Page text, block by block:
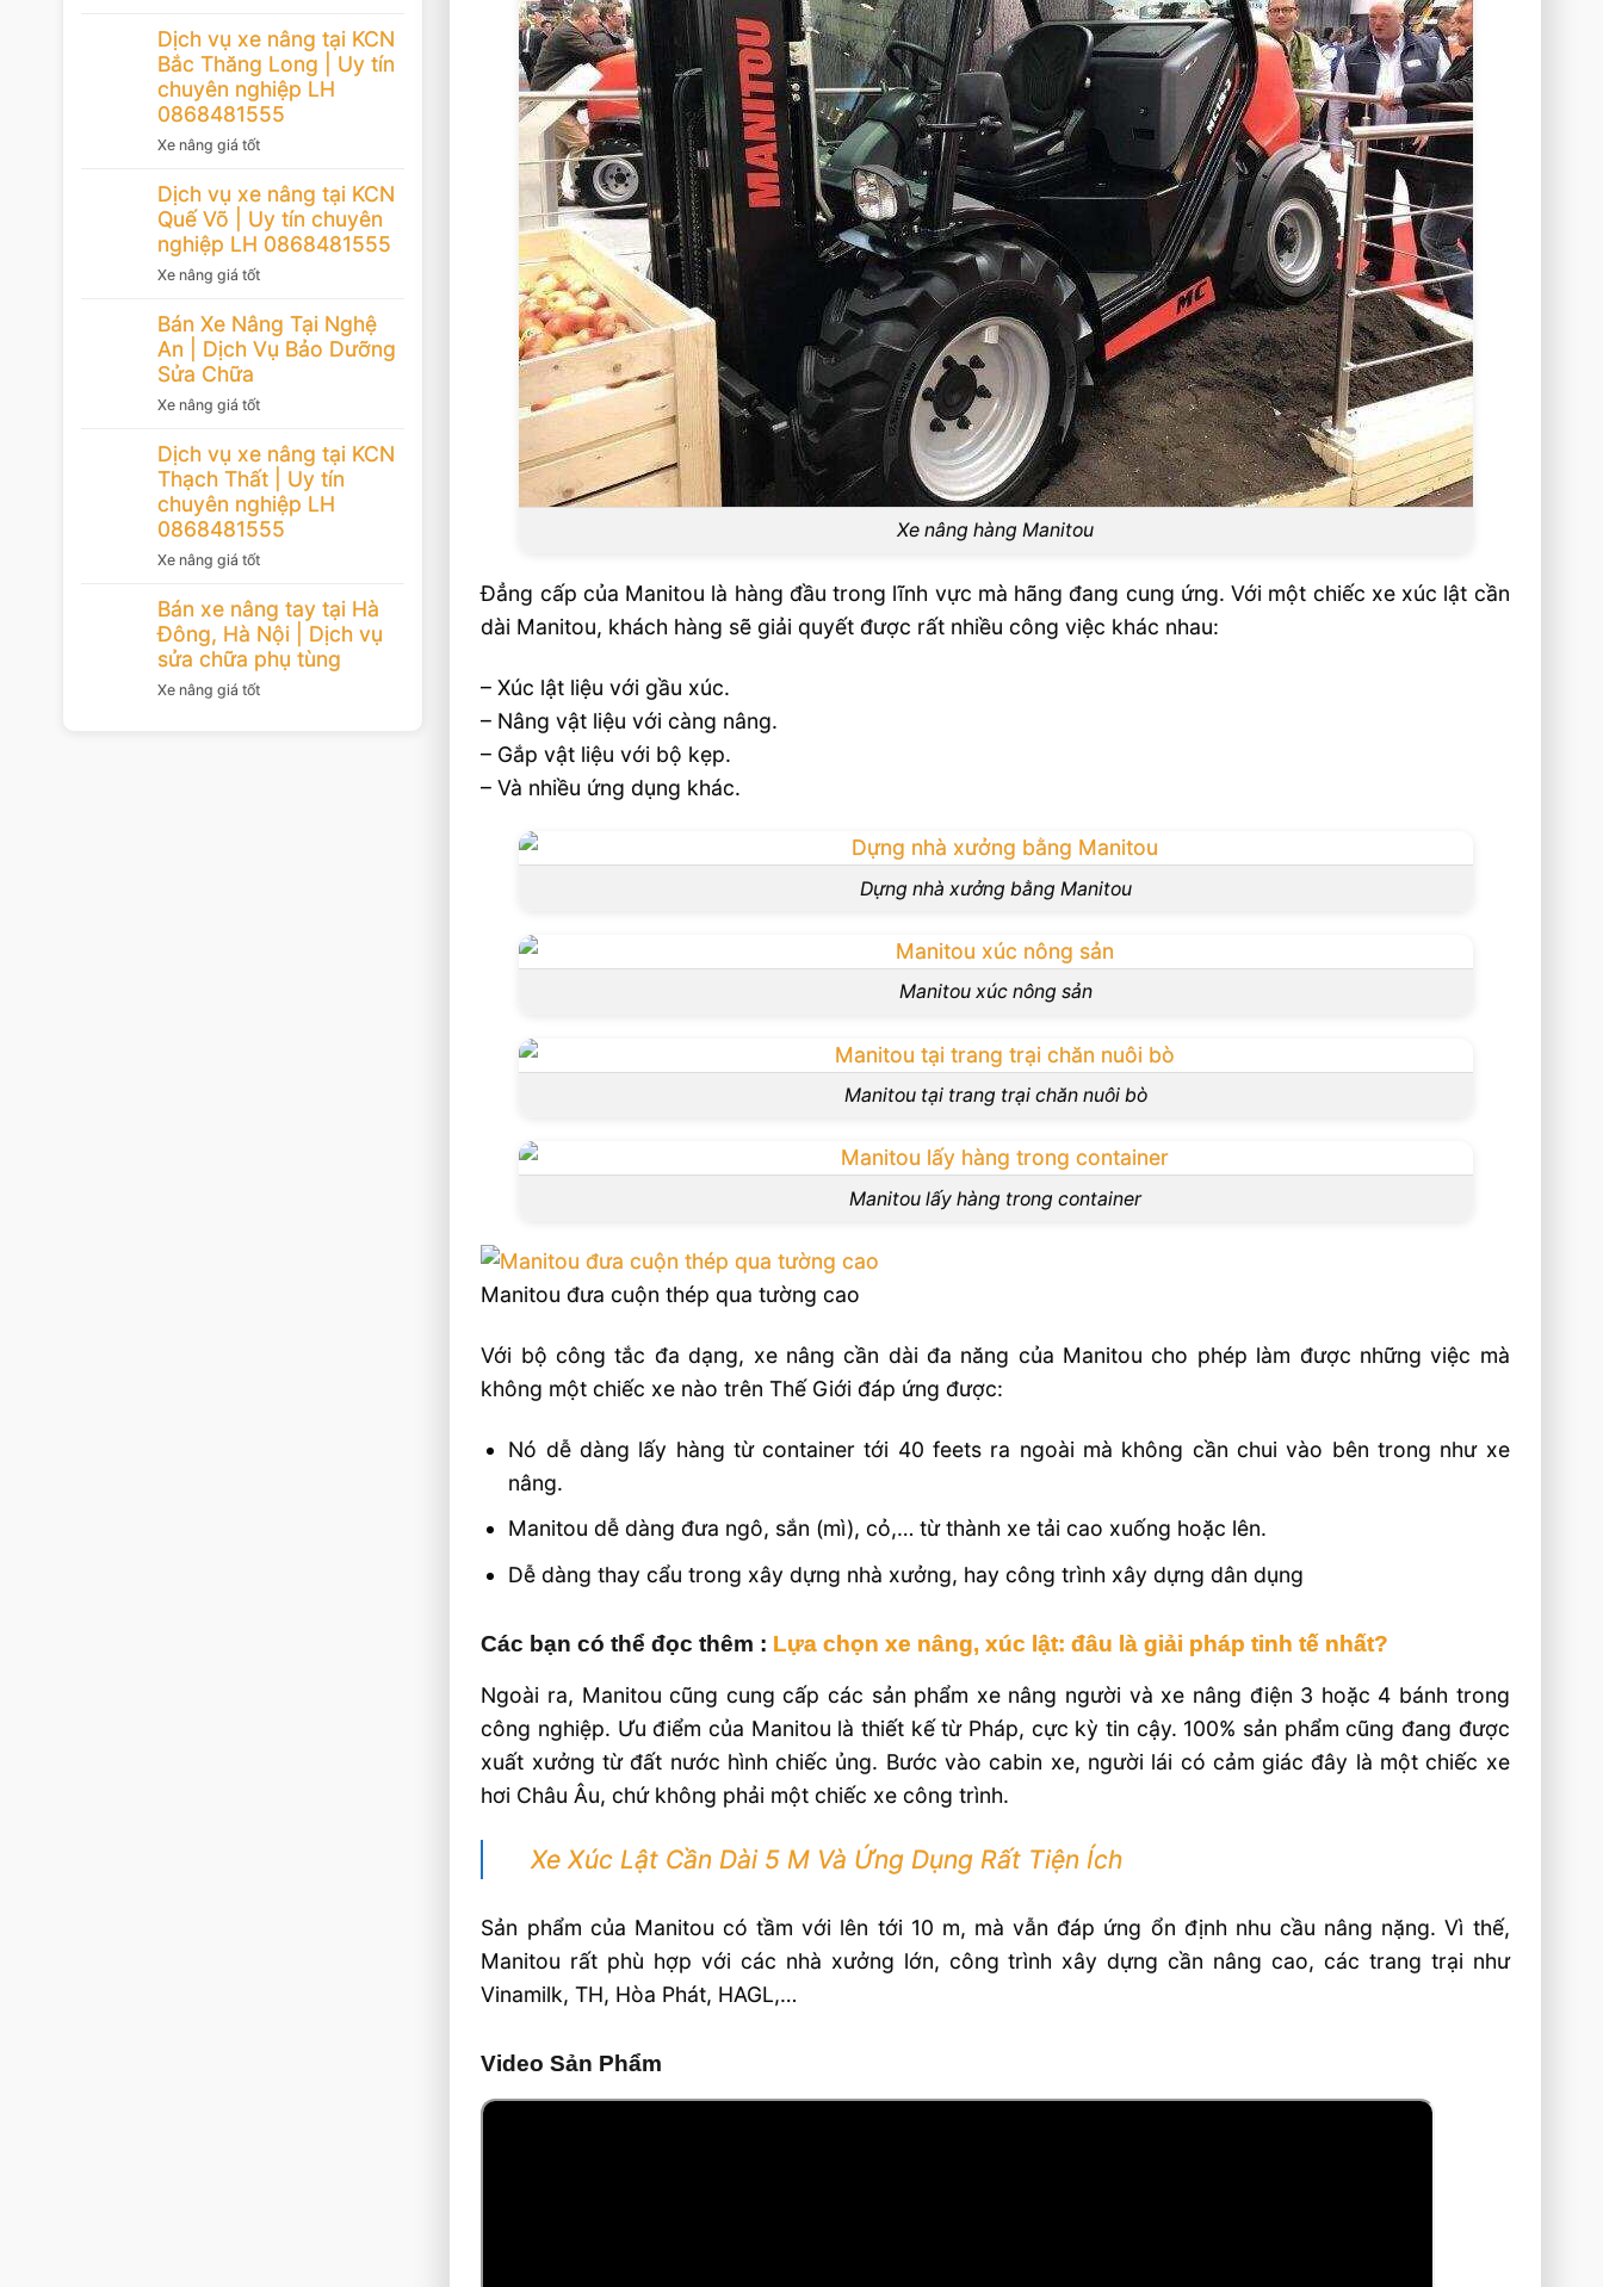
Dịch vụ xe nâng tại KCN
Bắc Thăng Long | Uy tín
chuyên nghiệp LH
0868481555
Xe nâng giá tốt
Dịch vụ xe nâng tại KCN
Quế Võ | Uy tín chuyên
nghiệp LH 0868481555
Xe nâng giá tốt
Bán Xe Nâng Tại Nghệ
An | Dịch Vụ Bảo Dưỡng
Sửa Chữa
Xe nâng giá tốt
Dịch vụ xe nâng tại KCN
Thạch Thất | Uy tín
chuyên nghiệp LH
0868481555
Xe nâng giá tốt
Bán xe nâng tay tại Hà
Đông, Hà Nội | Dịch vụ
sửa chữa phụ tùng
Xe nâng giá tốt
Xe nâng hàng Manitou
Đẳng cấp của Manitou là hàng đầu trong lĩnh vực mà hãng đang cung ứng. Với một chiếc xe xúc lật cần
dài Manitou, khách hàng sẽ giải quyết được rất nhiều công việc khác nhau:
– Xúc lật liệu với gầu xúc.
– Nâng vật liệu với càng nâng.
– Gắp vật liệu với bộ kẹp.
– Và nhiều ứng dụng khác.
Dựng nhà xưởng bằng Manitou
Manitou xúc nông sản
Manitou tại trang trại chăn nuôi bò
Manitou lấy hàng trong container
Manitou đưa cuộn thép qua tường cao
Với bộ công tắc đa dạng, xe nâng cần dài đa năng của Manitou cho phép làm được những việc mà
không một chiếc xe nào trên Thế Giới đáp ứng được:
Nó dễ dàng lấy hàng từ container tới 40 feets ra ngoài mà không cần chui vào bên trong như xe
nâng.
Manitou dễ dàng đưa ngô, sắn (mì), cỏ,… từ thành xe tải cao xuống hoặc lên.
Dễ dàng thay cẩu trong xây dựng nhà xưởng, hay công trình xây dựng dân dụng
Các bạn có thể đọc thêm : Lựa chọn xe nâng, xúc lật: đâu là giải pháp tinh tế nhất?
Ngoài ra, Manitou cũng cung cấp các sản phẩm xe nâng người và xe nâng điện 3 hoặc 4 bánh trong
công nghiệp. Ưu điểm của Manitou là thiết kế từ Pháp, cực kỳ tin cậy. 100% sản phẩm cũng đang được
xuất xưởng từ đất nước hình chiếc ủng. Bước vào cabin xe, người lái có cảm giác đây là một chiếc xe
hơi Châu Âu, chứ không phải một chiếc xe công trình.
Xe Xúc Lật Cần Dài 5 M Và Ứng Dụng Rất Tiện Ích
Sản phẩm của Manitou có tầm với lên tới 10 m, mà vẫn đáp ứng ổn định nhu cầu nâng nặng. Vì thế,
Manitou rất phù hợp với các nhà xưởng lớn, công trình xây dựng cần nâng cao, các trang trại như
Vinamilk, TH, Hòa Phát, HAGL,…
Video Sản Phẩm